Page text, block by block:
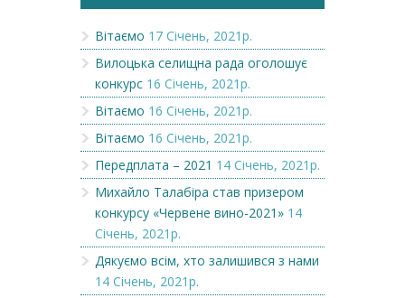
Вітаємо 17 Січень, 2021р.
Вилоцька селищна рада оголошує
конкурс 16 Січень, 2021р.
Вітаємо 16 Січень, 2021р.
Вітаємо 16 Січень, 2021р.
Передплата – 2021 14 Січень, 2021р.
Михайло Талабіра став призером
конкурсу «Червене вино-2021» 14
Січень, 2021р.
Дякуємо всім, хто залишився з нами
14 Січень, 2021р.